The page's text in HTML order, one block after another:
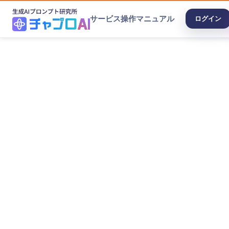
サービス操作マニュアル ログイン